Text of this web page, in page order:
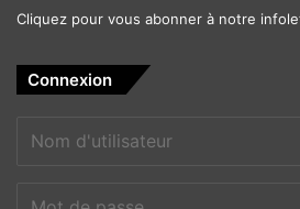
Cliquez pour vous abonner à notre
Connexion